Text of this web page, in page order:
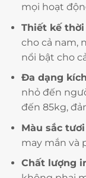
mọi hoạt
Thiết kế
cho cả nam,
nổi bật cho
Đa dạng
nhỏ đến
đến 85kg,
Màu sắc
may mắn và
Chất lượng